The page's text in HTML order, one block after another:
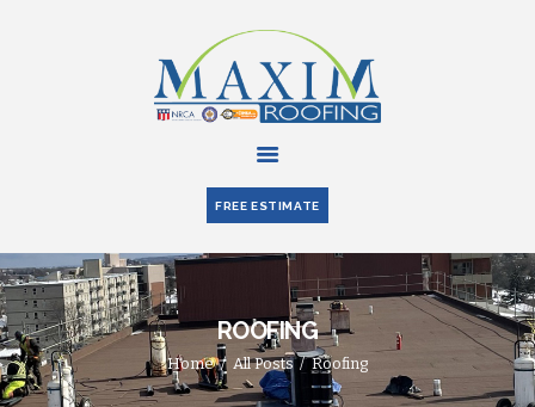
FREE ESTIMATE
ROOFING
Home All Posts Roofing
ABOUT US
SERVICES
PARTNERS
BLOG
CONTACT US